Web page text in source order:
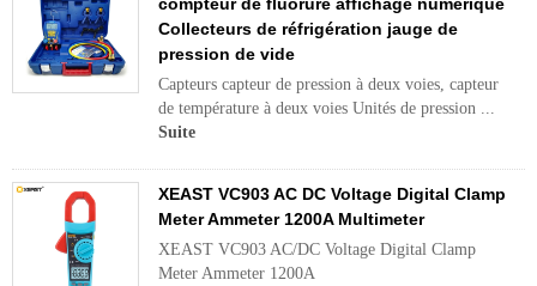
Collecteurs de réfrigération jauge de
pression de vide
Capteurs capteur de pression à deux voies, capteur
de température à deux voies Unités de pression ...
Suite
XEAST VC903 AC DC Voltage Digital Clamp
Meter Ammeter 1200A Multimeter
XEAST VC903 AC/DC Voltage Digital Clamp
Meter Ammeter 1200A